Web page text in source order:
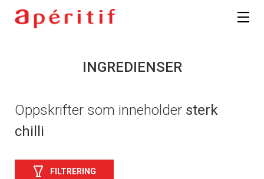
INGREDIENSER
Oppskrifter som inneholder sterk
chilli
FILTRERING